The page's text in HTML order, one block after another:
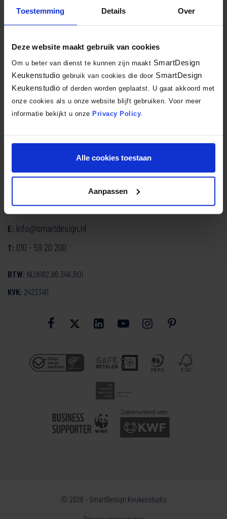
Toestemming Details Over
Deze website maakt gebruik van cookies
Om u beter van dienst te kunnen zijn maakt SmartDesign
Keukenstudio gebruik van cookies die door SmartDesign
Keukenstudio of derden worden geplaatst. U gaat akkoord met
onze cookies als u onze website blijft gebruiken. Voor meer
informatie bekijkt u onze Privacy Policy
Alle cookies toestaan
Aanpassen
Terug naar overzicht
Delen: Facebook
X LinkedInEmail
3144 NH Maassluis
E: info@smartdesign.nl
T: 010 - 59 20 200
BTW: NL0082.86.346.B01
KVK: 24233411
© 2026 - SmartDesign Keukenstudio